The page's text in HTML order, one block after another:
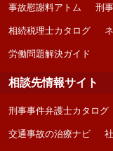
事故慰謝料アトム 刑
相続税理士カタログ
労働問題解決ガイド
相談先情報サイト
刑事事件弁護士カタログ
交通事故の治療ナビ